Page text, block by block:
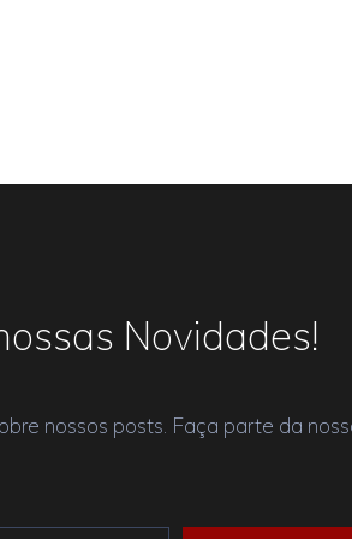
Novidades!
nossos posts. Faça parte da